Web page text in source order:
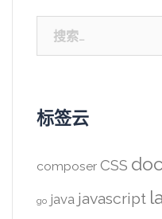
索：
标签云
composer CSS
go java javascript